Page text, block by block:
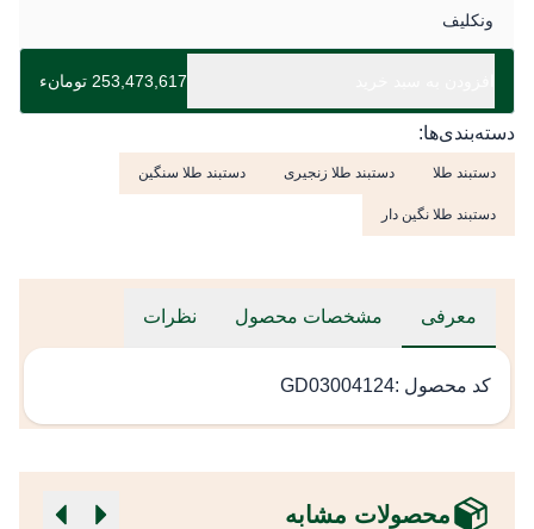
ونکلیف
253,473,617 تومانء
دسته‌بندی‌ها:
دستبند طلا دستبند طلا زنجیری دستبند طلا سنگین
دستبند طلا نگین دار
معرفی مشخصات محصول نظرات
کد محصول :GD03004124
محصولات مشابه